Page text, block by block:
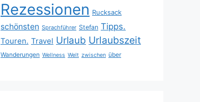
Rezessionen Rucksack
schönsten Sprachführer Stefan Tipps.
Touren. Travel Urlaub Urlaubszeit
Wanderungen Wellness Welt zwischen über